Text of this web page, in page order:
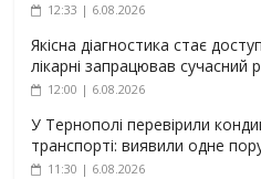
12:33 | 6.08.2026
Якісна діагностика стає
лікарні запрацював сучасний
12:00 | 6.08.2026
У Тернополі перевірили
транспорті: виявили одне
11:30 | 6.08.2026